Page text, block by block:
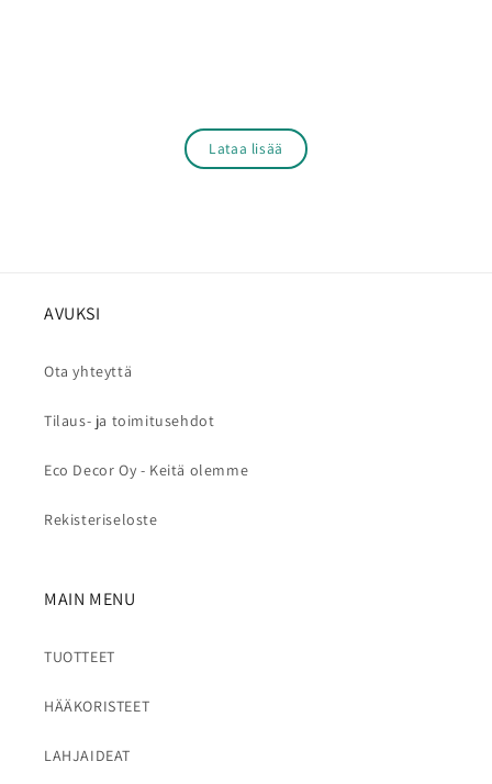
Lataa lisää
AVUKSI
Ota yhteyttä
Tilaus- ja toimitusehdot
Eco Decor Oy - Keitä olemme
Rekisteriseloste
MAIN MENU
TUOTTEET
HÄÄKORISTEET
LAHJAIDEAT